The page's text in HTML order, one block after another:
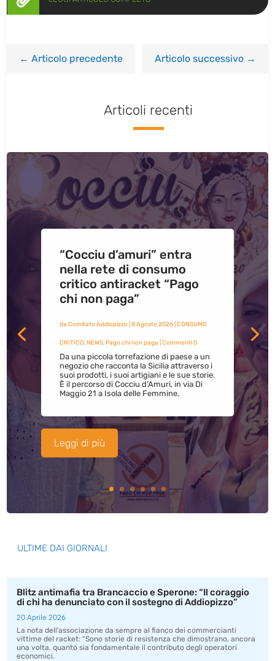
←Articolo precedente Articolo successivo→
Articoli recenti
“Cocciu d’amuri” entra
nella rete di consumo
critico antiracket “Pago
chi non paga”
da Comitato Addiopizzo| 8 Agosto 2026| CONSUMO
CRITICO,NEWS,Pago chi non paga | Commenti 0
Da una piccola torrefazione di paese a un
negozio che racconta la Sicilia attraverso i
suoi prodotti, i suoi artigiani e le sue storie.
È il percorso di Cocciu d’Amuri, in via Di
Maggio 21 a Isola delle Femmine.
Leggi di più
ULTIME DAI GIORNALI
Blitz antimafia tra Brancaccio e Sperone: “Il coraggio
di chi ha denunciato con il sostegno di Addiopizzo”
20 Aprile 2026
La nota dell’associazione da sempre al fianco dei commercianti
vittime del racket: “Sono storie di resistenza che dimostrano, ancora
una volta, quanto sia fondamentale il contributo degli operatori
economici.